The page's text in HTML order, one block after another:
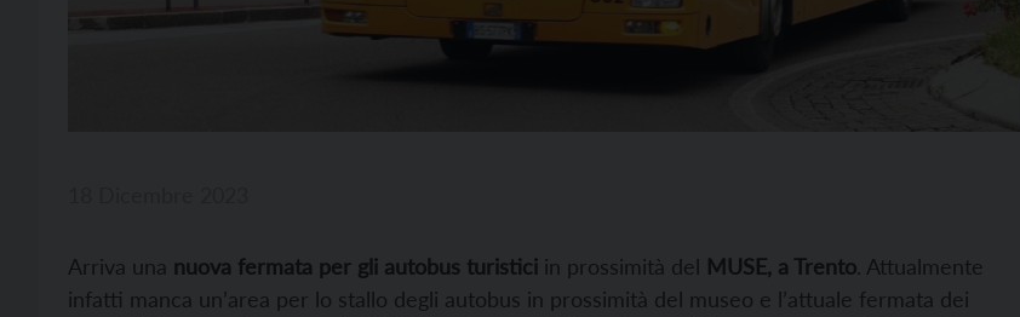
Arriva una nuova fermata per gli autobus turistici in prossimità del MUSE, a Trento. Attualmente
infatti manca un’area per lo stallo degli autobus in prossimità del museo e l’attuale fermata dei